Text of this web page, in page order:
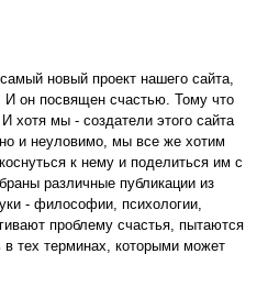
новый проект нашего сайта,
И он посвящен счастью. Тому что
хотя мы - создатели этого сайта
и неуловимо, мы все же хотим
к нему и поделиться им с
различные публикации из
- философии, психологии,
проблему счастья, пытаются
в тех терминах, которыми может